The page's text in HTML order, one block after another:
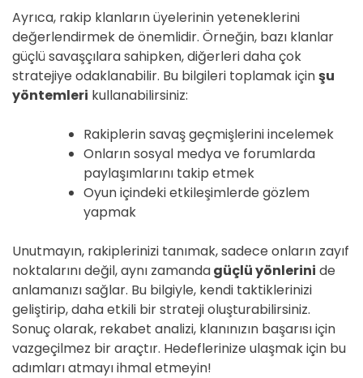
Ayrıca, rakip klanların üyelerinin yeteneklerini
değerlendirmek de önemlidir. Örneğin, bazı klanlar
güçlü savaşçılara sahipken, diğerleri daha çok
stratejiye odaklanabilir. Bu bilgileri toplamak içinşu
yöntemleri kullanabilirsiniz:
Rakiplerin savaş geçmişlerini incelemek
Onların sosyal medya ve forumlarda
paylaşımlarını takip etmek
Oyun içindeki etkileşimlerde gözlem
yapmak
Unutmayın, rakiplerinizi tanımak, sadece onların zayıf
noktalarını değil, aynı zamandagüçlü yönlerini de
anlamanızı sağlar. Bu bilgiyle, kendi taktiklerinizi
geliştirip, daha etkili bir strateji oluşturabilirsiniz.
Sonuç olarak, rekabet analizi, klanınızın başarısı için
vazgeçilmez bir araçtır. Hedeflerinize ulaşmak için bu
adımları atmayı ihmal etmeyin!